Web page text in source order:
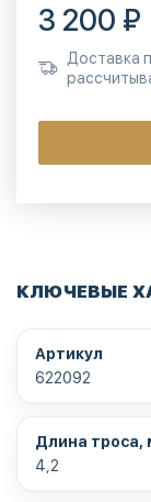
3 200 ₽
Доставка
КЛЮЧЕВЫЕ
Артикул
622092
Длина троса,
4,2